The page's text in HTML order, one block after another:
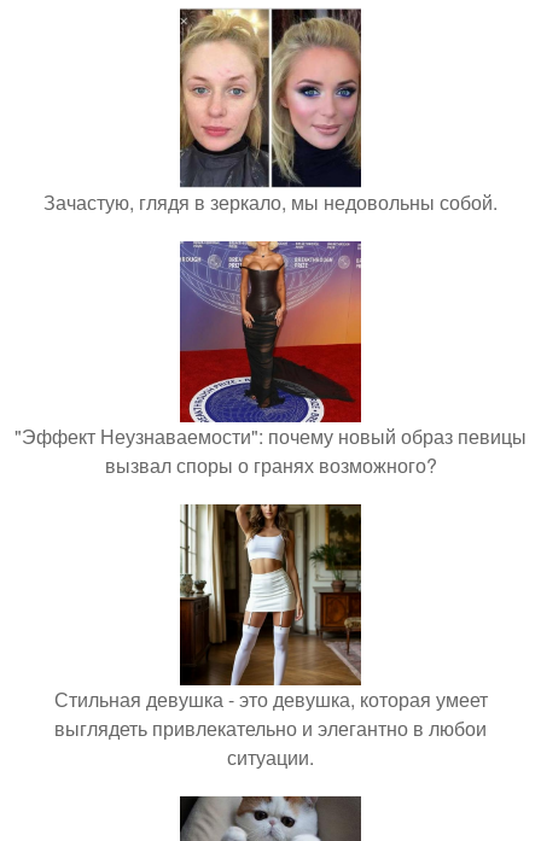
Зачастую, глядя в зеркало, мы недовольны собой.
"Эффект Неузнаваемости": почему новый образ певицы
вызвал споры о гранях возможного?
Стильная девушка - это девушка, которая умеет
выглядеть привлекательно и элегантно в любои
ситуации.